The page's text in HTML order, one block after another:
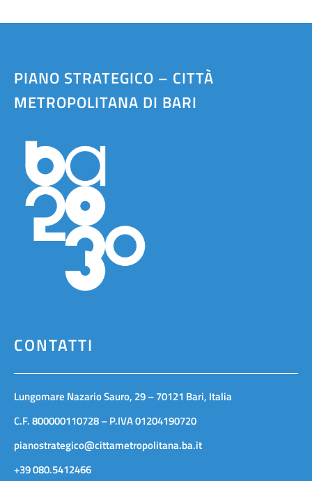
PIANO STRATEGICO – CITTÀ
METROPOLITANA DI BARI
CONTATTI
Lungomare Nazario Sauro, 29 – 70121 Bari, Italia
C.F. 800000110728 – P.IVA 01204190720
pianostrategico@cittametropolitana.ba.it
+39 080.5412466